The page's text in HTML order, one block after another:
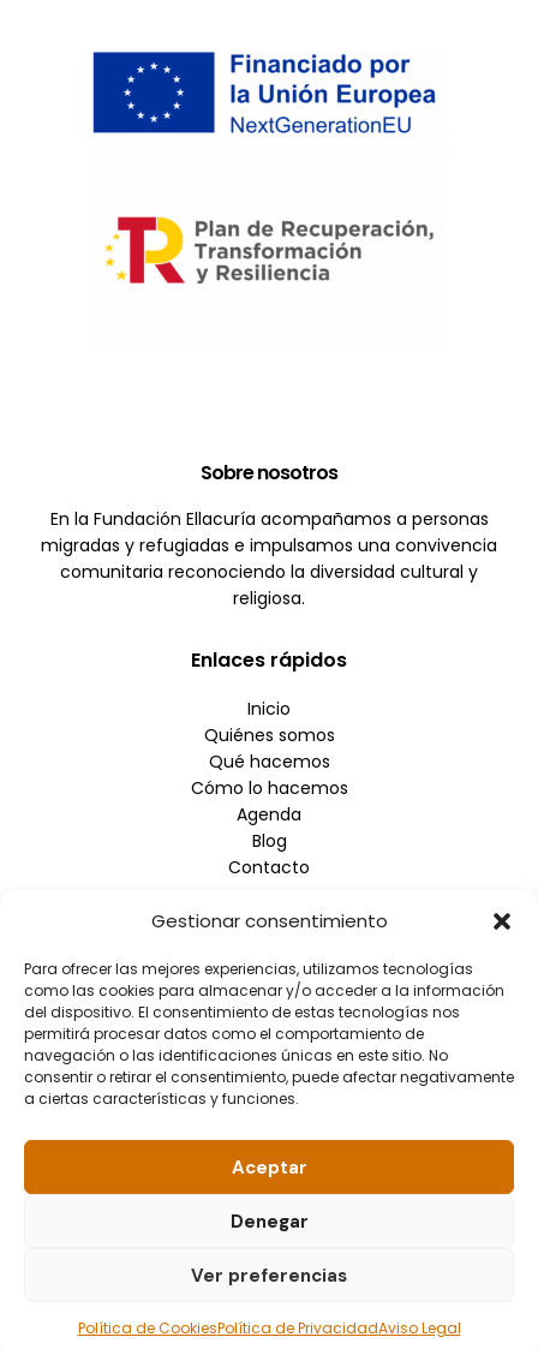
Gestionar consentimiento
Para ofrecer las mejores experiencias, utilizamos tecnologías
como las cookies para almacenar y/o acceder a la información
del dispositivo. El consentimiento de estas tecnologías nos
permitirá procesar datos como el comportamiento de
navegación o las identificaciones únicas en este sitio. No
consentir o retirar el consentimiento, puede afectar negativamente
a ciertas características y funciones.
Aceptar
Denegar
Ver preferencias
Política de CookiesPolítica de PrivacidadAviso Legal
Sobre nosotros
En la Fundación Ellacuría acompañamos a personas
migradas y refugiadas e impulsamos una convivencia
comunitaria reconociendo la diversidad cultural y
religiosa.
Enlaces rápidos
Inicio
Quiénes somos
Qué hacemos
Cómo lo hacemos
Agenda
Blog
Contacto
Empresa
Aviso Legal
Política de Privacidad
Política de Cookies
Información de contacto
Dirección: Arrupe Etxea C/ Padre Lojendio, 2 - 1º Derecha
- 48008 BILBAO
Teléfono: 944.465.992
Correo electrónico: info@fundacionellacuria.org